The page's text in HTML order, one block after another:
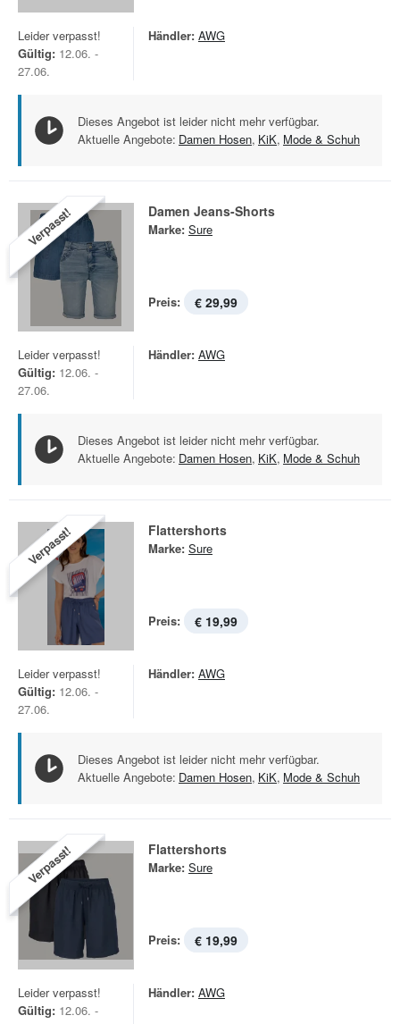
Leider verpasst!
Gültig: 12.06. -
27.06.
Händler: AWG
Dieses Angebot ist leider nicht mehr verfügbar.
Aktuelle Angebote: Damen Hosen, KiK, Mode & Schuh
Verpasst! Damen Jeans-Shorts
Marke: Sure
Preis: € 29,99
Leider verpasst!
Gültig: 12.06. -
27.06.
Händler: AWG
Dieses Angebot ist leider nicht mehr verfügbar.
Aktuelle Angebote: Damen Hosen, KiK, Mode & Schuh
Verpasst! Flattershorts
Marke: Sure
Preis: € 19,99
Leider verpasst!
Gültig: 12.06. -
27.06.
Händler: AWG
Dieses Angebot ist leider nicht mehr verfügbar.
Aktuelle Angebote: Damen Hosen, KiK, Mode & Schuh
Verpasst! Flattershorts
Marke: Sure
Preis: € 19,99
Leider verpasst!
Gültig: 12.06. -
Händler: AWG